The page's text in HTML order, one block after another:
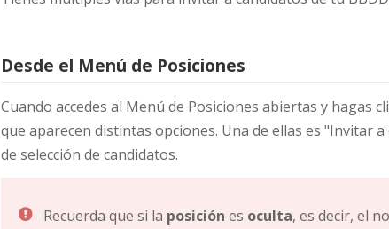
Desde el Menú de Posiciones
Cuando accedes al Menú de Posiciones abiertas y hagas
que aparecen distintas opciones. Una de ellas es "Invitar
de selección de candidatos.
Recuerda que si la posición es oculta, es decir, el